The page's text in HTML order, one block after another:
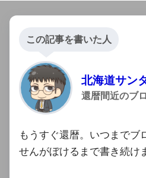
この記事を書いた人
北海道サン
還暦間近のブ
もうすぐ還暦。いつまでブ
せんがぼけるまで書き続け